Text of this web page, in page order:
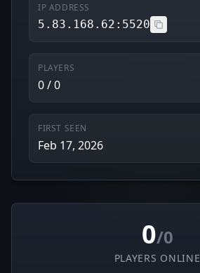
IP ADDRESS
5.83.168.62:5520
PLAYERS
0 / 0
FIRST SEEN
Feb 17, 2026
0/0
PLAYERS ONLINE